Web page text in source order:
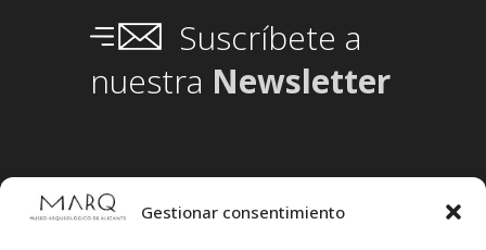
Gestionar consentimiento
Suscríbete a
nuestra Newsletter